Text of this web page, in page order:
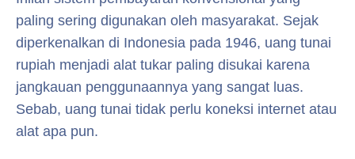
paling sering digunakan oleh masyarakat. Sejak
diperkenalkan di Indonesia pada 1946, uang tunai
rupiah menjadi alat tukar paling disukai karena
jangkauan penggunaannya yang sangat luas.
Sebab, uang tunai tidak perlu koneksi internet atau
alat apa pun.